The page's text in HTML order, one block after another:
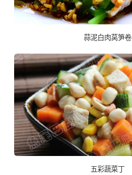
蒜泥白肉莴笋卷
五彩蔬菜丁